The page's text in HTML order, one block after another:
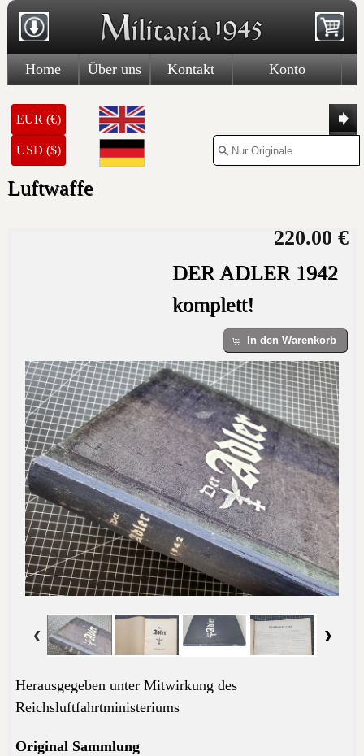
Home Über uns Kontakt Konto
EUR (€)
USD ($)
Luftwaffe
220.00 €
DER ADLER 1942
komplett!
In den Warenkorb
Herausgegeben unter Mitwirkung des
Reichsluftfahrtministeriums
Original Sammlung